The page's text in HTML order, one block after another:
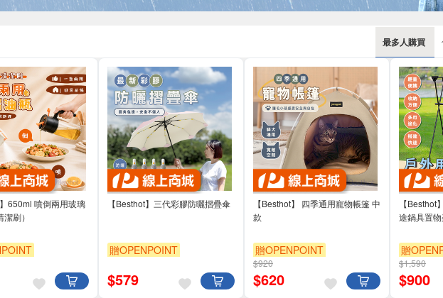
最多人購買
】650ml 噴倒兩用玻璃
刷）
【Besthot】三代彩膠防曬摺疊傘
贈OPENPOINT
$579
【Besthot】 四季通用寵物帳篷 中
款
贈OPENPOINT
$920
$620
【Besthot
途鍋具置
贈
$1,590
$900